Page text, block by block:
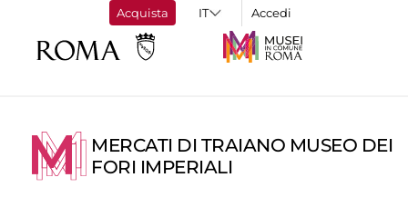
Acquista Accedi
MERCATI DI TRAIANO MUSEO DEI
FORI IMPERIALI